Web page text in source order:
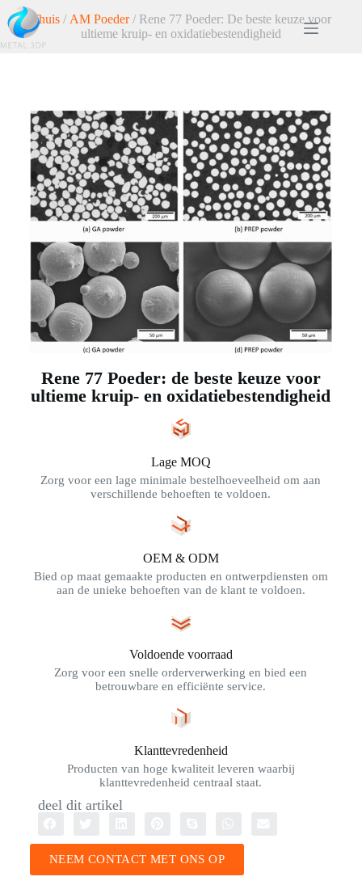
Thuis/ AM Poeder/ Rene 77 Poeder: De beste keuze voor
ultieme kruip- en oxidatiebestendigheid
Rene 77 Poeder: de beste keuze voor
ultieme kruip- en oxidatiebestendigheid
Lage MOQ
Zorg voor een lage minimale bestelhoeveelheid om aan
verschillende behoeften te voldoen.
OEM & ODM
Bied op maat gemaakte producten en ontwerpdiensten om
aan de unieke behoeften van de klant te voldoen.
Voldoende voorraad
Zorg voor een snelle orderverwerking en bied een
betrouwbare en efficiënte service.
Klanttevredenheid
Producten van hoge kwaliteit leveren waarbij
klanttevredenheid centraal staat.
deel dit artikel
NEEM CONTACT MET ONS OP